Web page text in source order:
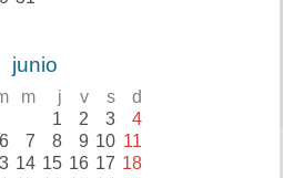
junio
m j v s d
1 2 3 4
6 7 8 9 10 11
14 15 16 17 18